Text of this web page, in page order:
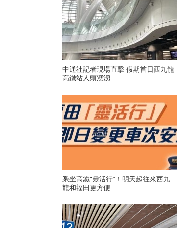
中通社記者現場直擊 假期首日西九龍
高鐵站人頭湧湧
乘坐高鐵“靈活行”！明天起往來西九
龍和福田更方便